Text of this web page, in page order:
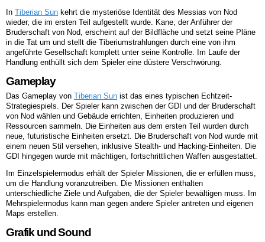
In Tiberian Sun kehrt die mysteriöse Identität des Messias von Nod
wieder, die im ersten Teil aufgestellt wurde. Kane, der Anführer der
Bruderschaft von Nod, erscheint auf der Bildfläche und setzt seine Pläne
in die Tat um und stellt die Tiberiumstrahlungen durch eine von ihm
angeführte Gesellschaft komplett unter seine Kontrolle. Im Laufe der
Handlung enthüllt sich dem Spieler eine düstere Verschwörung.
Gameplay
Das Gameplay von Tiberian Sun ist das eines typischen Echtzeit-
Strategiespiels. Der Spieler kann zwischen der GDI und der Bruderschaft
von Nod wählen und Gebäude errichten, Einheiten produzieren und
Ressourcen sammeln. Die Einheiten aus dem ersten Teil wurden durch
neue, futuristische Einheiten ersetzt. Die Bruderschaft von Nod wurde mit
einem neuen Stil versehen, inklusive Stealth- und Hacking-Einheiten. Die
GDI hingegen wurde mit mächtigen, fortschrittlichen Waffen ausgestattet.
Im Einzelspielermodus erhält der Spieler Missionen, die er erfüllen muss,
um die Handlung voranzutreiben. Die Missionen enthalten
unterschiedliche Ziele und Aufgaben, die der Spieler bewältigen muss. Im
Mehrspielermodus kann man gegen andere Spieler antreten und eigenen
Maps erstellen.
Grafik und Sound